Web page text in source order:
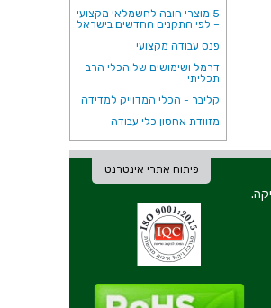
5 מוצרי חובה לחשמלאי מקצועי
– לפי התקנים החדשים בישראל
פנס עבודה מקצועי
דרמל ושימושים של הכלי הרב
תכליתי
קליבר - הכלי המדוייק למדידה
מזוודת אחסון כלי עבודה
פיתוח אתרי אינטרנט